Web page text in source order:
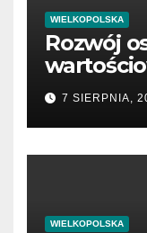
WIELKOPOLSKA
Rozwój
7 SIERPNIA,
WIELKOPOLSKA